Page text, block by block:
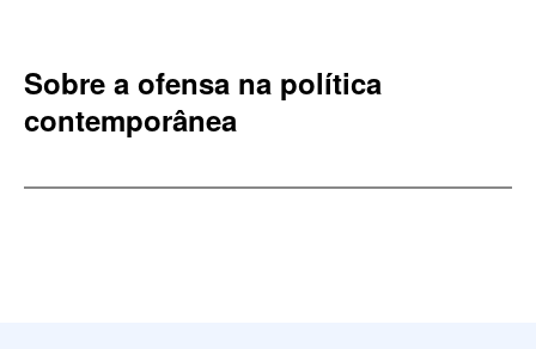
Sobre a ofensa na política
contemporânea